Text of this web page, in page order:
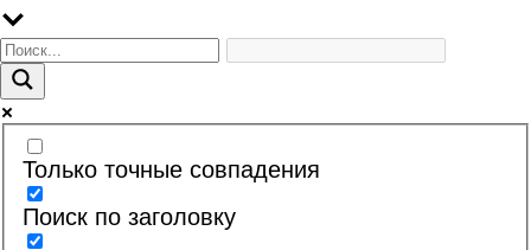
Только точные совпадения
Поиск по заголовку